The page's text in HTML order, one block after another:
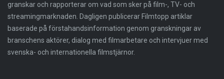
granskar och rapporterar om vad som sker på film-, TV- och
streamingmarknaden. Dagligen publicerar Filmtopp artiklar
baserade på förstahandsinformation genom granskningar av
branschens aktörer, dialog med filmarbetare och intervjuer med
svenska- och internationella filmstjärnor.